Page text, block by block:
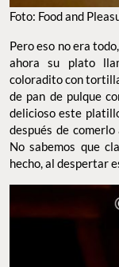
Foto: Food and
Pero eso no era
ahora su plato
coloradito con
de pan de pulque
delicioso este
después de
No sabemos que
hecho, al despertar